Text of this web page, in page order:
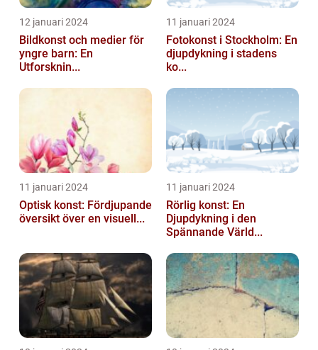
12 januari 2024
Bildkonst och medier för
yngre barn: En
Utforsknin...
11 januari 2024
Fotokonst i Stockholm: En
djupdykning i stadens
ko...
11 januari 2024
Optisk konst: Fördjupande
översikt över en visuell...
11 januari 2024
Rörlig konst: En
Djupdykning i den
Spännande Värld...